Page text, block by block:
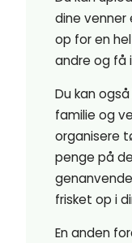
dine venner
op for en
andre og få
Du kan
familie og
organisere
penge på
frisket op i
En anden